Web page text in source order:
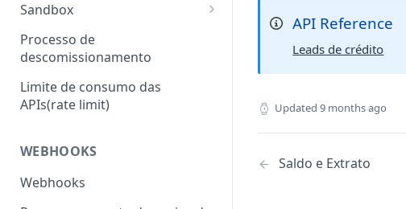
Sandbox
Sandbox com Wiremock
Sandbox Headers
Processo de
descomissionamento
Limite de consumo das
APIs(rate limit)
WEBHOOKS
Webhooks
API Reference
Leads de crédito
Updated 9 months ago
Saldo e Extrato